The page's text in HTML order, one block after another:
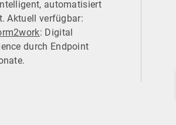
automatisiert
Aktuell verfügbar:
: Digital
durch Endpoint